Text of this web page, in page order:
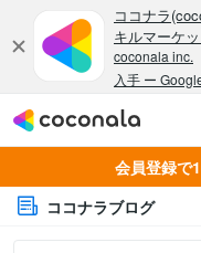
会員登録で
ココナラブログ